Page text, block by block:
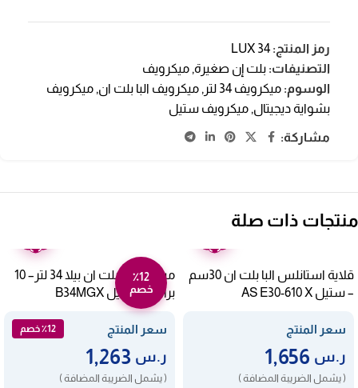
رمز المنتج:LUX 34
التصنيفات: بلت إن صغيرة, ميكرويف
الوسوم: ميكرويف 34 لتر , ميكرويف البا بلت ان, ميكرويف
بشواية ديجيتال, ميكرويف ستيل
مشاركة:
منتجات ذات صلة
قلاية استانلس البا بلت ان 30سم
– ستيل AS E30-610 X
سعر المنتج
ر.س
( يشمل الضريبة المضافة )
٪12
خصم
ميكروويف بلت ان بيلا 34 لتر– 10
برامج – ستيل B34MGX
سعر المنتج ٪12 خصم
ر.س
( يشمل الضريبة المضافة )